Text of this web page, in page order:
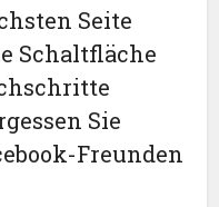
Seite
Schaltfläche
Sie
Freunden